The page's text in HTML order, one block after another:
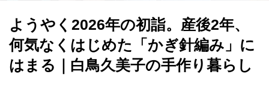
ようやく2026年の初詣。産後2年、
何気なくはじめた「かぎ針編み」に
はまる｜白鳥久美子の手作り暮らし